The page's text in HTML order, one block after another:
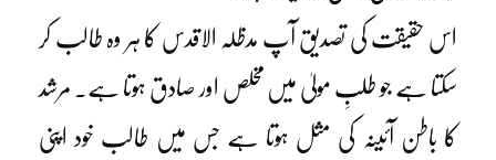
اس حقیقت کی تصدیق آپ مدظلہ الاقدس کا ہر وہ طالب کر
سکتا ہے جو طلبِ مولیٰ میں مخلص اور صادق ہوتا ہے۔ مرشد
کا باطن آئینہ کی مثل ہوتا ہے جس میں طالب خود اپنی